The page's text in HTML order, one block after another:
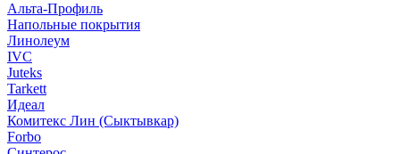
Альта-Профиль
Напольные покрытия
Линолеум
IVC
Juteks
Tarkett
Идеал
Комитекс Лин (Сыктывкар)
Forbo